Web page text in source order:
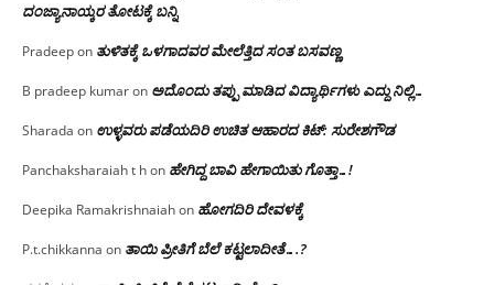
ದಂಜ್ಯಾನಾಯ್ಕರ ತೋಟಕ್ಕೆ ಬನ್ನಿ
Pradeepon ತುಳಿತಕ್ಕೆ ಒಳಗಾದವರ ಮೇಲೆತ್ತಿದ ಸಂತ ಬಸವಣ್ಣ
B pradeep kumaron ಅದೊಂದು ತಪ್ಪು ಮಾಡಿದ ವಿದ್ಯಾರ್ಥಿಗಳು ಎದ್ದು ನಿಲ್ಲಿ…
Sharada on ಉಳ್ಳವರು ಪಡೆಯದಿರಿ ಉಚಿತ ಆಹಾರದ ಕಿಟ್: ಸುರೇಶಗೌಡ
Panchaksharaiah t hon ಹೇಗಿದ್ದ ಬಾವಿ ಹೇಗಾಯಿತು ಗೊತ್ತಾ…!
Deepika Ramakrishnaiahon ಹೋಗದಿರಿ ದೇವಳಕ್ಕೆ
P.t.chikkanna on ತಾಯಿ ಪ್ರೀತಿಗೆ ಬೆಲೆ ಕಟ್ಟಲಾದೀತೆ….?